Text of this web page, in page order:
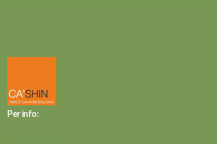
Per info: